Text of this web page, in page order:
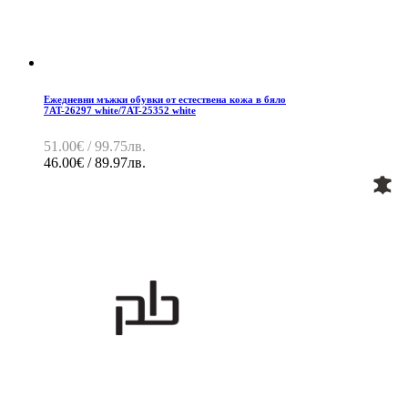
Ежедневни мъжки обувки от естествена кожа в бяло
7AT-26297 white/7AT-25352 white
51.00€ / 99.75лв.
46.00€ / 89.97лв.